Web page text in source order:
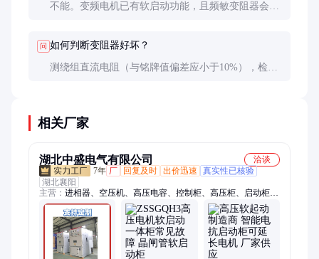
不能。变频电机已有软启动功能，且频敏变阻器会干
问 如何判断变阻器好坏？
测绕组直流电阻（与铭牌值偏差应小于10%），检查
相关厂家
湖北中盛电气有限公司
洽谈
7年 厂 回复及时 出价迅速
真实性已核验
湖北襄阳
主营： 进相器、空压机、高压电容、控制柜、高压柜、启动柜、
起动柜、开关柜、补偿柜、出线柜、水阻柜、液阻柜、高压中置
柜、低压电容柜、高压软启柜、中高压进线柜、高压固态软起
柜、补偿装置、起动装置、控制装置、高压电机、无功控制器、
高压电动机、补偿控制器、封闭开关设备